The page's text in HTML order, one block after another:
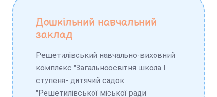
Дошкільний навчальний
заклад
Решетилівський навчально-виховний
комплекс "Загальноосвітня школа І
ступеня- дитячий садок
"Решетилівської міської ради